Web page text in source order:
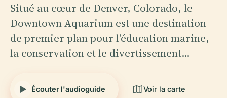
Situé au cœur de Denver, Colorado, le
Downtown Aquarium est une destination
de premier plan pour l'éducation marine,
la conservation et le divertissement…
Écouter l'audioguide Voir la carte